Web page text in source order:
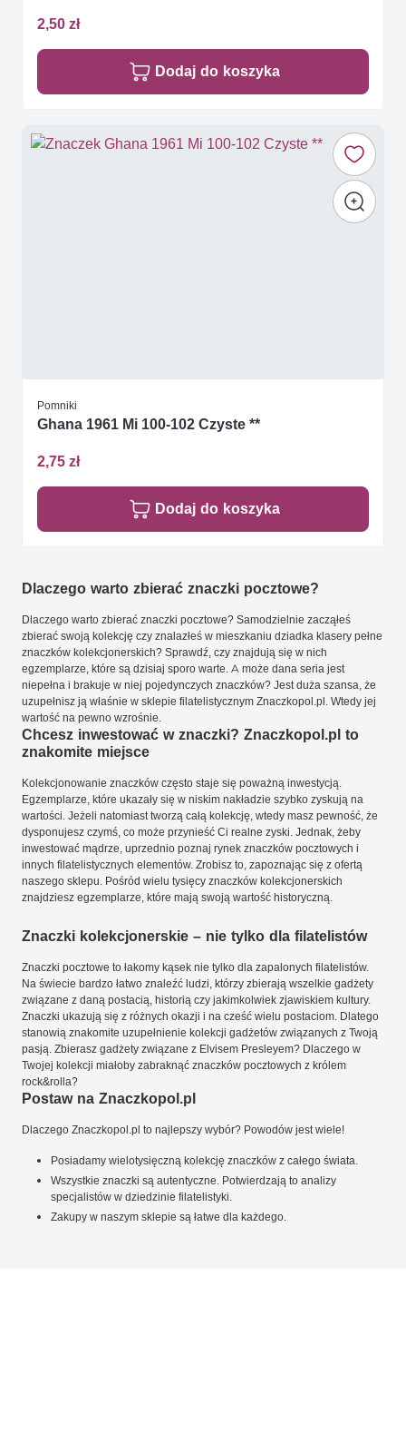
2,50 zł
Dodaj do koszyka
Pomniki
Ghana 1961 Mi 100-102 Czyste **
2,75 zł
Dodaj do koszyka
Dlaczego warto zbierać znaczki pocztowe?
Dlaczego warto zbierać znaczki pocztowe? Samodzielnie zacząłeś
zbierać swoją kolekcję czy znalazłeś w mieszkaniu dziadka klasery pełne
znaczków kolekcjonerskich? Sprawdź, czy znajdują się w nich
egzemplarze, które są dzisiaj sporo warte. A może dana seria jest
niepełna i brakuje w niej pojedynczych znaczków? Jest duża szansa, że
uzupełnisz ją właśnie w sklepie filatelistycznym Znaczkopol.pl. Wtedy jej
wartość na pewno wzrośnie.
Chcesz inwestować w znaczki? Znaczkopol.pl to
znakomite miejsce
Kolekcjonowanie znaczków często staje się poważną inwestycją.
Egzemplarze, które ukazały się w niskim nakładzie szybko zyskują na
wartości. Jeżeli natomiast tworzą całą kolekcję, wtedy masz pewność, że
dysponujesz czymś, co może przynieść Ci realne zyski. Jednak, żeby
inwestować mądrze, uprzednio poznaj rynek znaczków pocztowych i
innych filatelistycznych elementów. Zrobisz to, zapoznając się z ofertą
naszego sklepu. Pośród wielu tysięcy znaczków kolekcjonerskich
znajdziesz egzemplarze, które mają swoją wartość historyczną.
Znaczki kolekcjonerskie – nie tylko dla filatelistów
Znaczki pocztowe to łakomy kąsek nie tylko dla zapalonych filatelistów.
Na świecie bardzo łatwo znaleźć ludzi, którzy zbierają wszelkie gadżety
związane z daną postacią, historią czy jakimkolwiek zjawiskiem kultury.
Znaczki ukazują się z różnych okazji i na cześć wielu postaciom. Dlatego
stanowią znakomite uzupełnienie kolekcji gadżetów związanych z Twoją
pasją. Zbierasz gadżety związane z Elvisem Presleyem? Dlaczego w
Twojej kolekcji miałoby zabraknąć znaczków pocztowych z królem
rock&rolla?
Postaw na Znaczkopol.pl
Dlaczego Znaczkopol.pl to najlepszy wybór? Powodów jest wiele!
Posiadamy wielotysięczną kolekcję znaczków z całego świata.
Wszystkie znaczki są autentyczne. Potwierdzają to analizy
specjalistów w dziedzinie filatelistyki.
Zakupy w naszym sklepie są łatwe dla każdego.